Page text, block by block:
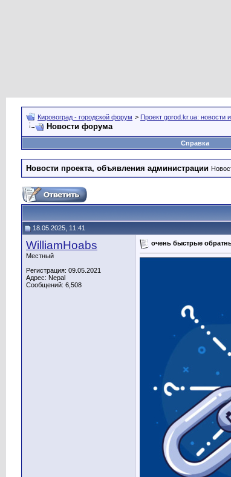
Кировоград - городской форум > Проект gorod.kr.ua: новости
Новости форума
Справка
Новости проекта, объявления администрации
18.05.2025, 11:41
WilliamHoabs
Местный
Регистрация: 09.05.2021
Адрес: Nepal
Сообщений: 6,508
очень быстрые